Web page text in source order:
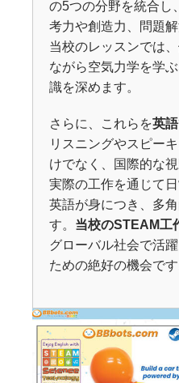
の5つの分野を統合し
考力や創造力、問題
当校のレッスンでは
ながら空気力学を学
識を深めます。
さらに、これらを英
リスニングやスピー
けでなく、国際的な
実際の工作を通じて
英語が身につき、多
す。 当校のSTEAM工
グローバル社会で活
ための絶好の機会です